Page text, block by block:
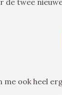
me ook heel